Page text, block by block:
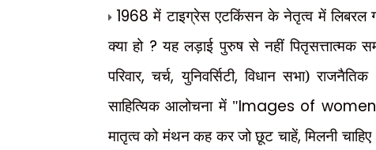
1968 में टाइग्रेस एटकिंसन के नेतृत्व में
क्या हो ?यह लड़ाई पुरुष से नहीं
परिवार,चर्च,युनिवर्सिटी,विधान सभा)
साहित्यिक आलोचना में "Images of
मातृत्व को मंथन कह कर जो छूट चाहें,मिलनी